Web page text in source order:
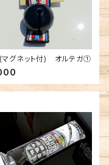
マグネット付) オルテガ①